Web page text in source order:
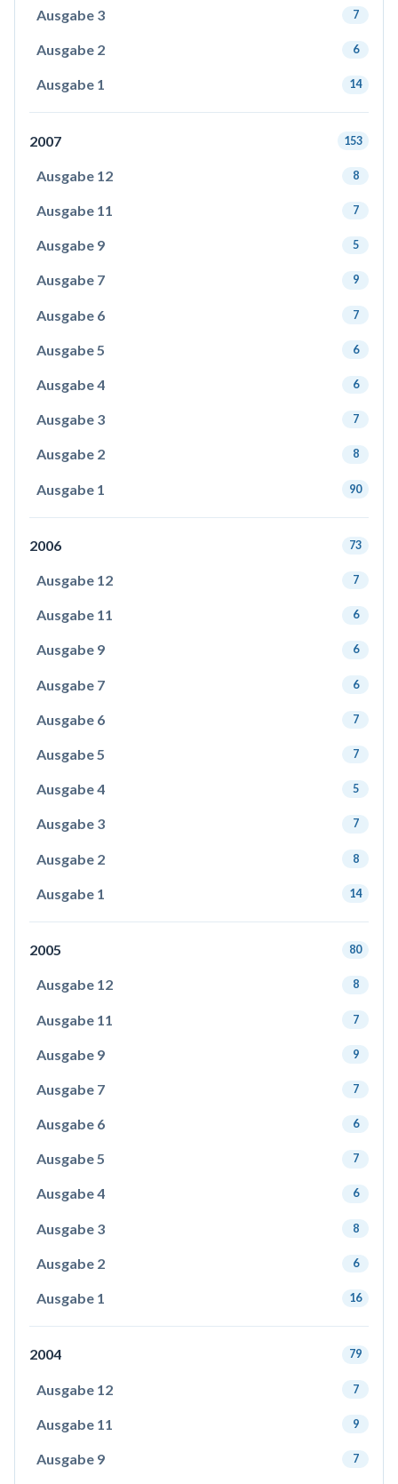
Ausgabe 3 7
Ausgabe 2 6
Ausgabe 1 14
2007 153
Ausgabe 12 8
Ausgabe 11 7
Ausgabe 9 5
Ausgabe 7 9
Ausgabe 6 7
Ausgabe 5 6
Ausgabe 4 6
Ausgabe 3 7
Ausgabe 2 8
Ausgabe 1 90
2006 73
Ausgabe 12 7
Ausgabe 11 6
Ausgabe 9 6
Ausgabe 7 6
Ausgabe 6 7
Ausgabe 5 7
Ausgabe 4 5
Ausgabe 3 7
Ausgabe 2 8
Ausgabe 1 14
2005 80
Ausgabe 12 8
Ausgabe 11 7
Ausgabe 9 9
Ausgabe 7 7
Ausgabe 6 6
Ausgabe 5 7
Ausgabe 4 6
Ausgabe 3 8
Ausgabe 2 6
Ausgabe 1 16
2004 79
Ausgabe 12 7
Ausgabe 11 9
Ausgabe 9 7